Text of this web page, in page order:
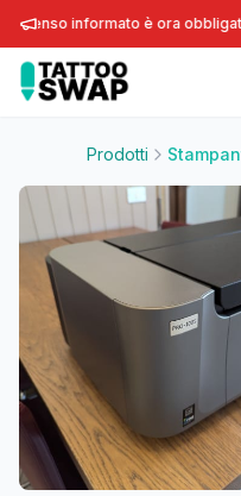
informato è ora
Prodotti